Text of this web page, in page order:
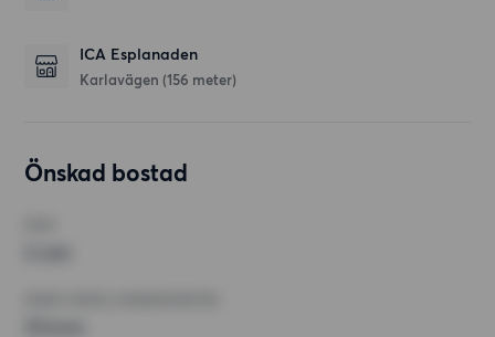
ICA Esplanaden
Karlavägen (156 meter)
Önskad bostad